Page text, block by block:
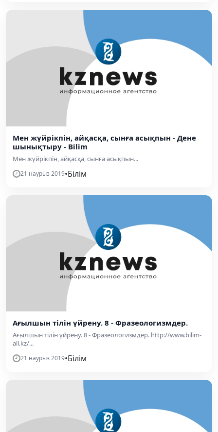
Мен жүйрікпін, айқасқа, сынға асықпын - Дене
шынықтыру - Bilim
Мен жүйрікпін, айқасқа, сынға асықпын...
21 наурыз 2019•Білім
Ағылшын тілін үйрену. 8 - Фразеологизмдер.
Ағылшын тілін үйрену. 8 - Фразеологизмдер. http://www.bilim-
all.kz/...
21 наурыз 2019•Білім